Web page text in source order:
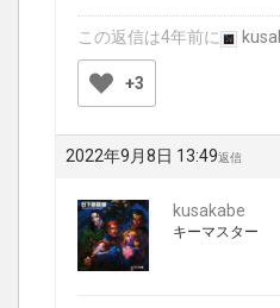
この返信は4年前に
+3
2022年9月8日 13:49返信
kusakabe
キーマスター